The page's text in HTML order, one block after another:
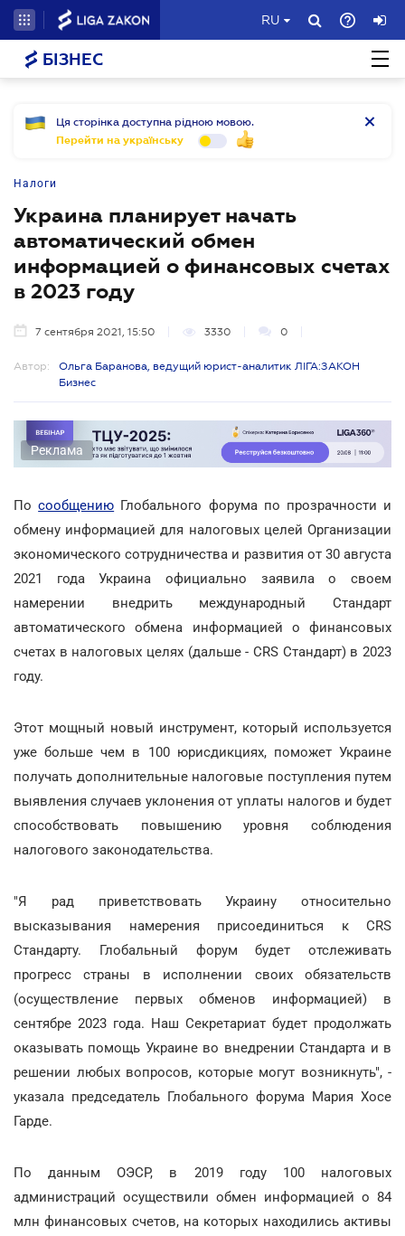
RU
БІЗНЕС
Ця сторінка доступна рідною мовою.
Перейти на українську
Налоги
Украина планирует начать
автоматический обмен
информацией о финансовых счетах
в 2023 году
7 сентября 2021, 15:50 3330 0
Автор:
Ольга Баранова, ведущий юрист-аналитик ЛІГА:ЗАКОН
Бизнес
Реклама
Посообщению Глобального форума по прозрачности и
обмену информацией для налоговых целей Организации
экономического сотрудничества и развития от 30 августа
2021 года Украина официально заявила о своем
намерении внедрить международный Стандарт
автоматического обмена информацией о финансовых
счетах в налоговых целях (дальше - CRS Стандарт) в 2023
году.
Этот мощный новый инструмент, который используется
уже больше чем в 100 юрисдикциях, поможет Украине
получать дополнительные налоговые поступления путем
выявления случаев уклонения от уплаты налогов и будет
способствовать повышению уровня соблюдения
налогового законодательства.
"Я рад приветствовать Украину относительно
высказывания намерения присоединиться к CRS
Стандарту. Глобальный форум будет отслеживать
прогресс страны в исполнении своих обязательств
(осуществление первых обменов информацией) в
сентябре 2023 года. Наш Секретариат будет продолжать
оказывать помощь Украине во внедрении Стандарта и в
решении любых вопросов, которые могут возникнуть", -
указала председатель Глобального форума Мария Хосе
Гарде.
По данным ОЭСР, в 2019 году 100 налоговых
администраций осуществили обмен информацией о 84
млн финансовых счетов, на которых находились активы